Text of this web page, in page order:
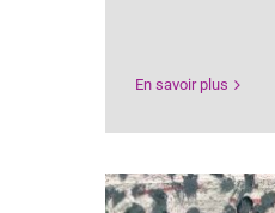
En savoir plus